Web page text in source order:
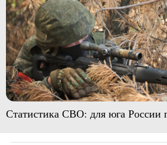
Статистика СВО: для юга России